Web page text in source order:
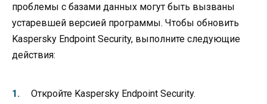
проблемы с базами данных могут быть вызваны
устаревшей версией программы. Чтобы обновить
Kaspersky Endpoint Security, выполните следующие
действия:
Откройте Kaspersky Endpoint Security.